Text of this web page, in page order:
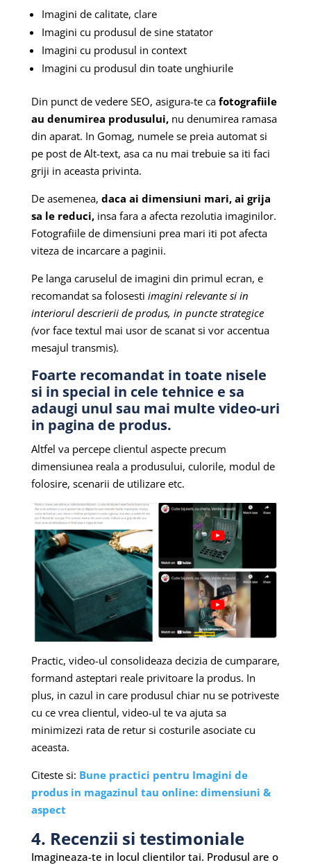
Imagini de calitate, clare
Imagini cu produsul de sine statator
Imagini cu produsul in context
Imagini cu produsul din toate unghiurile
Din punct de vedere SEO, asigura-te ca fotografiile
au denumirea produsului,nu denumirea ramasa
din aparat. In Gomag, numele se preia automat si
pe post de Alt-text, asa ca nu mai trebuie sa iti faci
griji in aceasta privinta.
De asemenea, daca ai dimensiuni mari, ai grija
sa le reduci,insa fara a afecta rezolutia imaginilor.
Fotografiile de dimensiuni prea mari iti pot afecta
viteza de incarcare a paginii.
Pe langa caruselul de imagini din primul ecran, e
recomandat sa folosesti imagini relevante si in
interiorul descrierii de produs, in puncte strategice
(vor face textul mai usor de scanat si vor accentua
mesajul transmis).
Foarte recomandat in toate nisele
si in special in cele tehnice e sa
adaugi unul sau mai multe video-uri
in pagina de produs.
Altfel va percepe clientul aspecte precum
dimensiunea reala a produsului, culorile, modul de
folosire, scenarii de utilizare etc.
Practic, video-ul consolideaza decizia de cumparare,
formand asteptari reale privitoare la produs. In
plus, in cazul in care produsul chiar nu se potriveste
cu ce vrea clientul, video-ul te va ajuta sa
minimizezi rata de retur si costurile asociate cu
aceasta.
Citeste si: Bune practici pentru Imagini de
produs in magazinul tau online: dimensiuni &
aspect
4. Recenzii si testimoniale
Imagineaza-te in locul clientilor tai. Produsul are o